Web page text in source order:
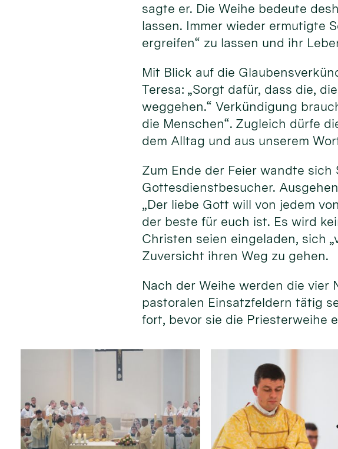
sagte er. Die Weihe bedeute
lassen. Immer wieder ermutigte
ergreifen“ zu lassen und ihr
Mit Blick auf die
Teresa: „Sorgt dafür, dass die,
weggehen.“ Verkündigung
die Menschen“. Zugleich dürfe
dem Alltag und aus unserem
Zum Ende der Feier wandte
Gottesdienstbesucher.
„Der liebe Gott will von jedem
der beste für euch ist. Es wird
Christen seien eingeladen, sich
Zuversicht ihren Weg zu gehen.
Nach der Weihe werden die vier
pastoralen Einsatzfeldern tätig
fort, bevor sie die Priesterweihe